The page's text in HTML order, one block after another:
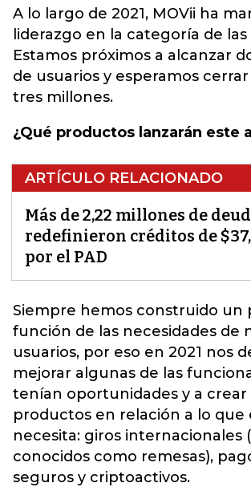
A lo largo de 2021, MOVii ha
liderazgo en la categoría de las
Estamos próximos a alcanzar
de usuarios y esperamos
tres millones.
¿Qué productos lanzarán este
ARTÍCULO RELACIONADO
Más de 2,22 millones de
redefinieron créditos de
por el PAD
Siempre hemos construido un
función de las necesidades de
usuarios, por eso en 2021 nos
mejorar algunas de las
tenían oportunidades y a crear
productos en relación a lo que
necesita: giros internacionales
conocidos como remesas),
seguros y criptoactivos.